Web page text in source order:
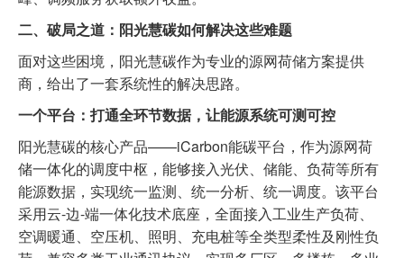
二、破局之道：阳光慧碳如何解决这些难题
面对这些困境，阳光慧碳作为专业的源网荷储方案提供
商，给出了一套系统性的解决思路。
一个平台：打通全环节数据，让能源系统可测可控
阳光慧碳的核心产品——iCarbon能碳平台，作为源网荷
储一体化的调度中枢，能够接入光伏、储能、负荷等所有
能源数据，实现统一监测、统一分析、统一调度。该平台
采用云-边-端一体化技术底座，全面接入工业生产负荷、
空调暖通、空压机、照明、充电桩等全类型柔性及刚性负